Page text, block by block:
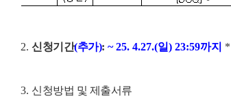
2. 신청기간(추가): ~ 25. 4.27.(일) 23:59까지
3. 신청방법 및 제출서류